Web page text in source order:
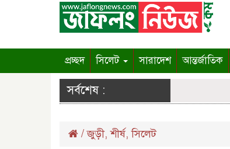
প্রচ্ছদ সিলেট সারাদেশ আন্তর্জাতিক
সর্বশেষ :
/জুড়ী,শীর্ষ,সিলেট